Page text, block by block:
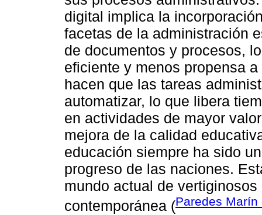
digital implica la
facetas de la administración
de documentos y procesos,
eficiente y menos propensa
hacen que las tareas
automatizar, lo que libera
en actividades de mayor
mejora de la calidad
educación siempre ha sido
progreso de las naciones.
mundo actual de
contemporánea (Paredes Marín